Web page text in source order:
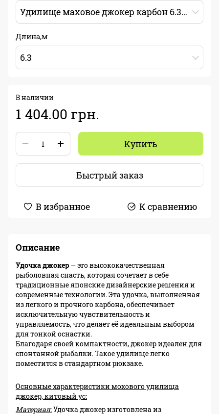
Удилище маховое джокер карбон 6.3м китовый ус фактическая длина 5.52м
Длина,м
6.3
В наличии
1 404.00 грн.
Купить
Быстрый заказ
В избранное К сравнению
Описание
Удочка джокер — это высококачественная
рыболовная снасть, которая сочетает в себе
традиционные японские дизайнерские решения и
современные технологии. Эта удочка, выполненная
из легкого и прочного карбона, обеспечивает
исключительную чувствительность и
управляемость, что делает её идеальным выбором
для тонкой оснастки.
Благодаря своей компактности, джокер идеален для
спонтанной рыбалки. Такое удилище легко
поместится в стандартном рюкзаке.
Основные характеристики мохового удилища
джокер, китовый ус:
Материал:Удочка джокер изготовлена из